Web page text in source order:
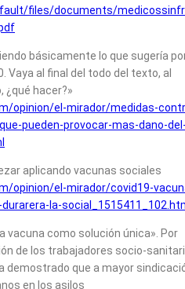
files/documents/
básicamente lo que sugería
Vaya al final del todo del texto, al
¿qué hacer?»
opinion/el-mirador/medidas-
pueden-provocar-mas-dano-
aplicando vacunas sociales
opinion/el-mirador/covid19-
la-
vacuna como solución única». Por
de los trabajadores socio-
demostrado que a mayor
en los asilos